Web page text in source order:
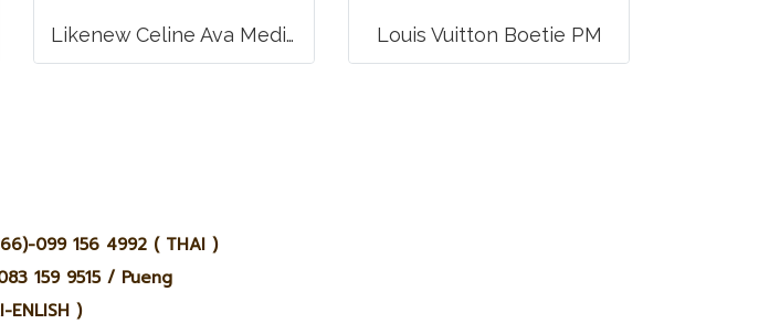
Likenew Celine Ava Medium Triomphe Canvas Louis Vuitton Boetie PM
099 156 4992 ( THAI )
159 9515 / Pueng
ENLISH )